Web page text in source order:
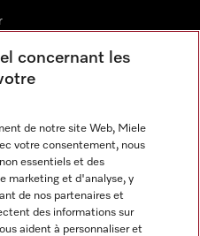
concernant les
de notre site Web, Miele
votre consentement, nous
essentiels et des
marketing et d'analyse, y
de nos partenaires et
des informations sur
aident à personnaliser et